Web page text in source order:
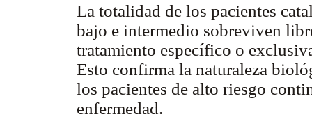
La totalidad de los pacientes
bajo e intermedio sobreviven
tratamiento específico o
Esto confirma la naturaleza
los pacientes de alto riesgo
enfermedad.